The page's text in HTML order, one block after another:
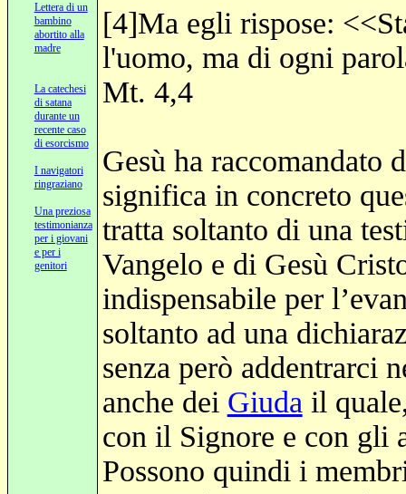
Lettera di un
bambino
abortito alla
madre
La catechesi
di satana
durante un
recente caso
di esorcismo
I navigatori
ringraziano
Una preziosa
testimonianza
per i giovani
e per i
genitori
[4]Ma egli rispose:
l'uomo, ma di ogni
Mt. 4,4
Gesù ha raccomandato
significa in concreto
tratta soltanto di una
Vangelo e di Gesù
indispensabile per
soltanto ad una
senza però addentrarci
anche dei Giuda il
con il Signore e con gli
Possono quindi i